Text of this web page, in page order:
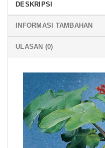
DESKRIPSI
INFORMASI TAMBAHAN
ULASAN (0)